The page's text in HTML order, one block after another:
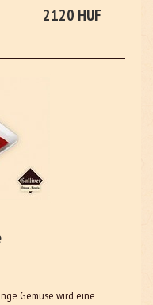
2120 HUF
Gemüse wird eine